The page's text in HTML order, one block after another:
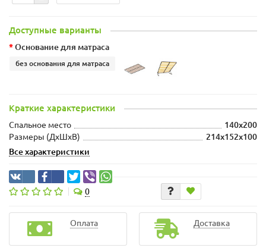
Доступные варианты
Основание для матраса
без основания для матраса
Краткие характеристики
Спальное место
140x200
Размеры (ДхШxВ)
214x152x100
Все характеристики
0
Оплата Доставка